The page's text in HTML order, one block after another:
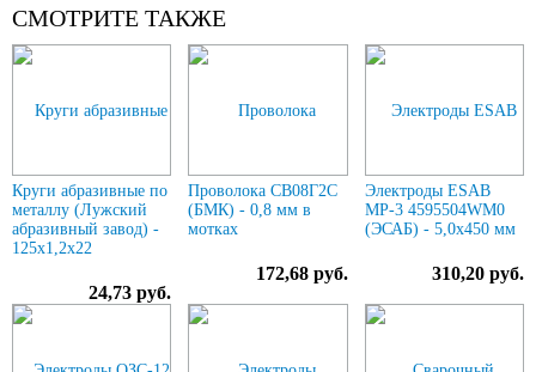
СМОТРИТЕ ТАКЖЕ
Круги абразивные по
металлу (Лужский
абразивный завод) -
125х1,2х22
24,73 руб.
Проволока СВ08Г2С
(БМК) - 0,8 мм в
мотках
172,68 руб.
Электроды ESAB
МР-3 4595504WM0
(ЭСАБ) - 5,0х450 мм
310,20 руб.